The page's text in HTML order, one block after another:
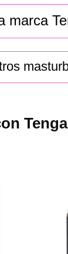
marca